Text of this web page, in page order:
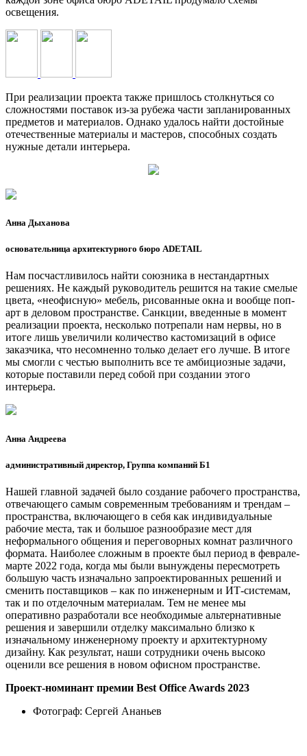
освещения.
При реализации проекта также пришлось столкнуться со
сложностями поставок из-за рубежа части запланированных
предметов и материалов. Однако удалось найти достойные
отечественные материалы и мастеров, способных создать
нужные детали интерьера.
Анна Дыханова
основательница архитектурного бюро ADETAIL
Нам посчастливилось найти союзника в нестандартных
решениях. Не каждый руководитель решится на такие смелые
цвета, «неофисную» мебель, рисованные окна и вообще поп-
арт в деловом пространстве. Санкции, введенные в момент
реализации проекта, несколько потрепали нам нервы, но в
итоге лишь увеличили количество кастомизаций в офисе
заказчика, что несомненно только делает его лучше. В итоге
мы смогли с честью выполнить все те амбициозные задачи,
которые поставили перед собой при создании этого
интерьера.
Анна Андреева
административный директор, Группа компаний Б1
Нашей главной задачей было создание рабочего пространства,
отвечающего самым современным требованиям и трендам –
пространства, включающего в себя как индивидуальные
рабочие места, так и большое разнообразие мест для
неформального общения и переговорных комнат различного
формата. Наиболее сложным в проекте был период в феврале-
марте 2022 года, когда мы были вынуждены пересмотреть
большую часть изначально запроектированных решений и
сменить поставщиков – как по инженерным и ИТ-системам,
так и по отделочным материалам. Тем не менее мы
оперативно разработали все необходимые альтернативные
решения и завершили отделку максимально близко к
изначальному инженерному проекту и архитектурному
дизайну. Как результат, наши сотрудники очень высоко
оценили все решения в новом офисном пространстве.
Проект-номинант премии Best Office Awards 2023
Фотограф: Сергей Ананьев